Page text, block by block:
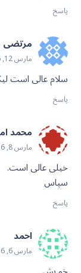
پاسخ
مرتضی
مارس 12, 2016 2:52 ق.ظ
سلام عالی است
پاسخ
محمد
مارس 8, 2016 7:29 ب.ظ
خیلی عالی است.
سپاس
پاسخ
احمد
مارس 6, 2016 2:35 ق.ظ